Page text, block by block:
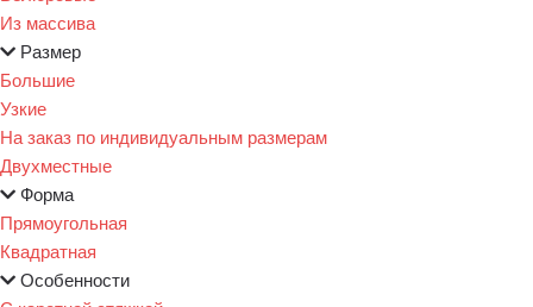
Из массива
Размер
Большие
Узкие
На заказ по индивидуальным размерам
Двухместные
Форма
Прямоугольная
Квадратная
Особенности